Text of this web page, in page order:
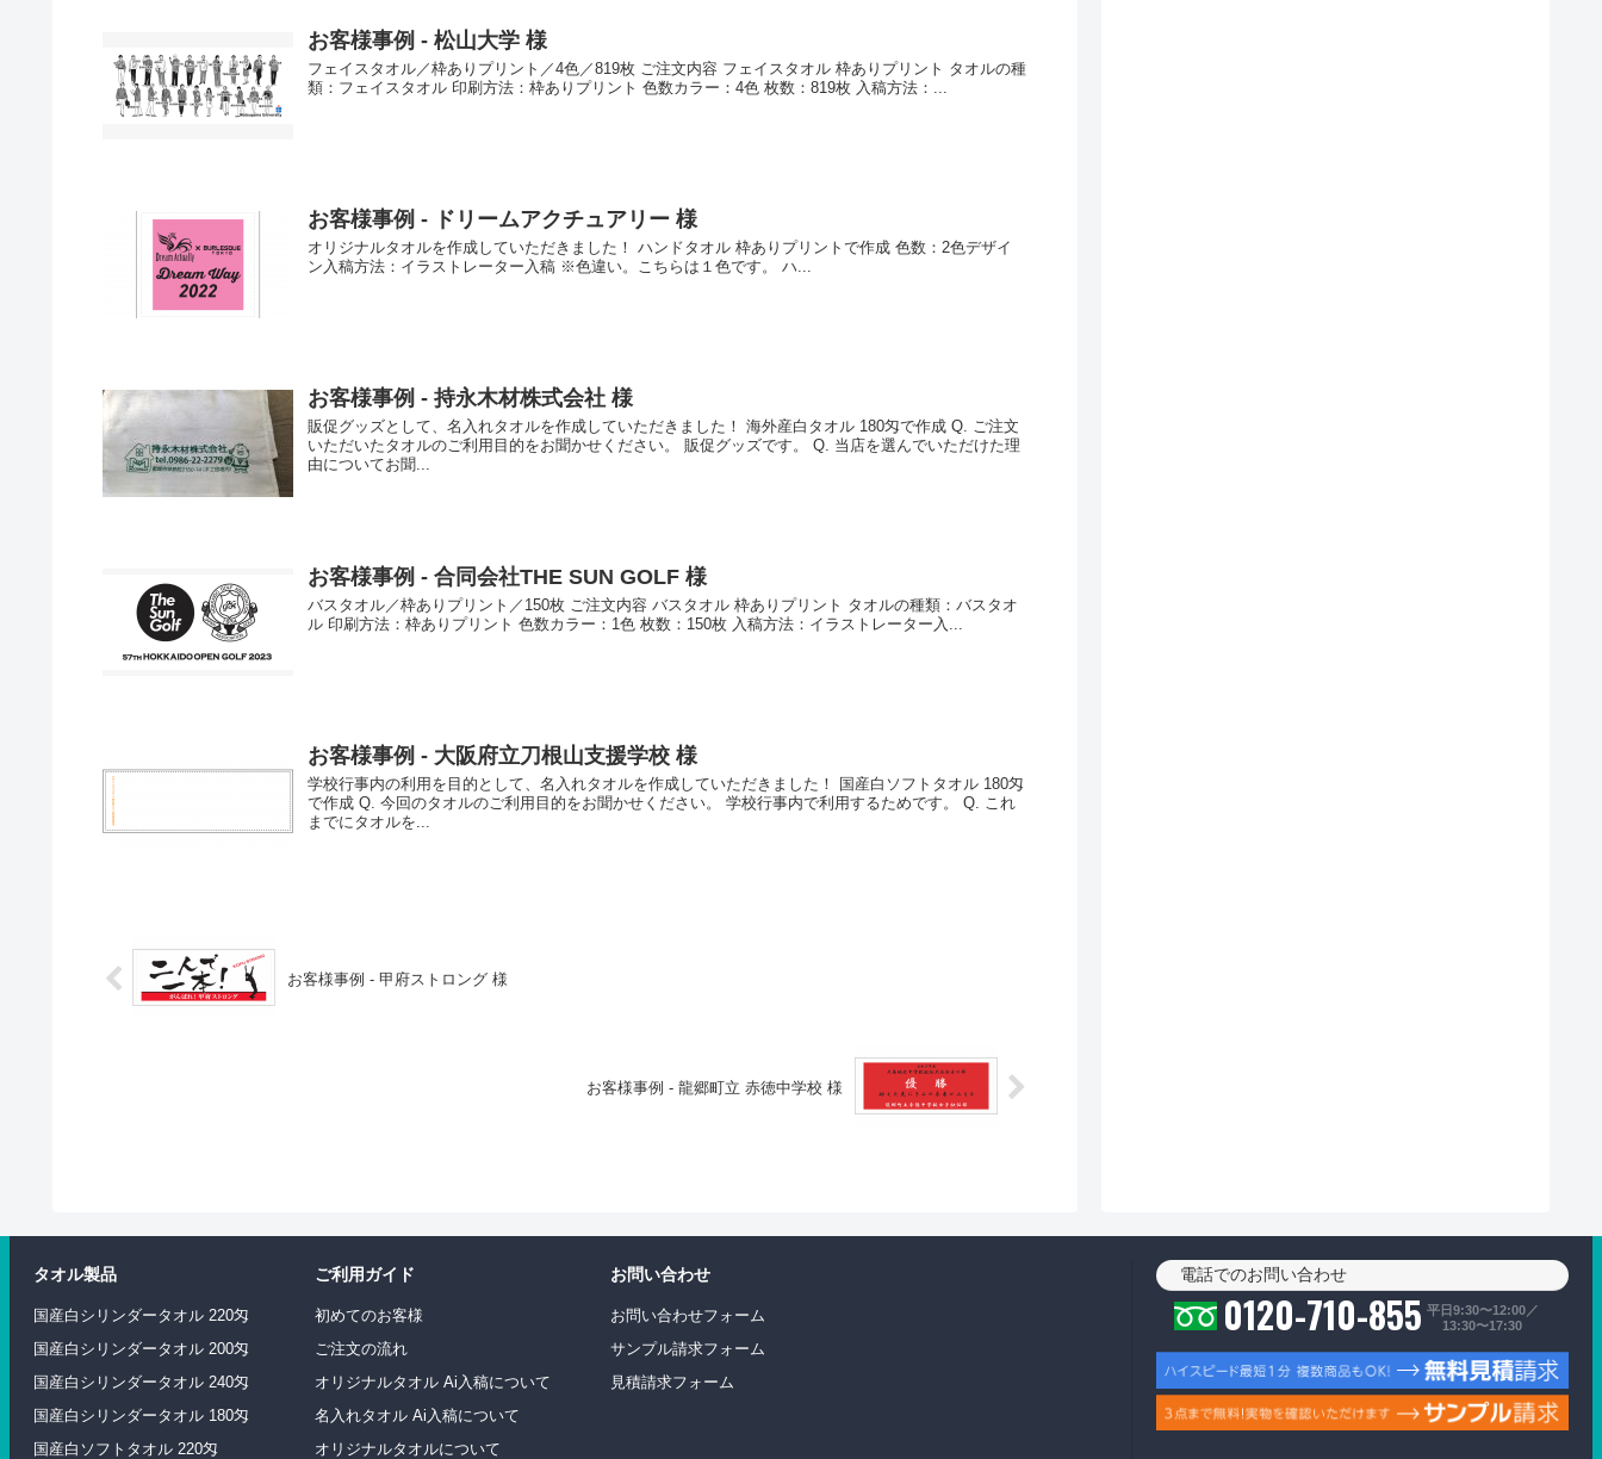
お客様事例 - 松山大学 様
フェイスタオル／枠ありプリント／4色／819枚 ご注文内容 フェイスタオル 枠ありプリント タオルの種
類：フェイスタオル 印刷方法：枠ありプリント 色数カラー：4色 枚数：819枚 入稿方法：...
お客様事例 - ドリームアクチュアリー 様
オリジナルタオルを作成していただきました！ ハンドタオル 枠ありプリントで作成 色数：2色デザイ
ン入稿方法：イラストレーター入稿 ※色違い。こちらは１色です。 ハ...
お客様事例 - 持永木材株式会社 様
販促グッズとして、名入れタオルを作成していただきました！ 海外産白タオル 180匁で作成 Q. ご注文
いただいたタオルのご利用目的をお聞かせください。 販促グッズです。 Q. 当店を選んでいただけた理
由についてお聞...
お客様事例 - 合同会社THE SUN GOLF 様
バスタオル／枠ありプリント／150枚 ご注文内容 バスタオル 枠ありプリント タオルの種類：バスタオ
ル 印刷方法：枠ありプリント 色数カラー：1色 枚数：150枚 入稿方法：イラストレーター入...
お客様事例 - 大阪府立刀根山支援学校 様
学校行事内の利用を目的として、名入れタオルを作成していただきました！ 国産白ソフトタオル 180匁
で作成 Q. 今回のタオルのご利用目的をお聞かせください。 学校行事内で利用するためです。 Q. これ
までにタオルを...
お客様事例 - 甲府ストロング 様
お客様事例 - 龍郷町立 赤徳中学校 様
タオル製品
国産白シリンダータオル 220匁
国産白シリンダータオル 200匁
国産白シリンダータオル 240匁
国産白シリンダータオル 180匁
国産白ソフトタオル 220匁
ご利用ガイド
初めてのお客様
ご注文の流れ
オリジナルタオル Ai入稿について
名入れタオル Ai入稿について
オリジナルタオルについて
お問い合わせ
お問い合わせフォーム
サンプル請求フォーム
見積請求フォーム
電話でのお問い合わせ
0120-710-855 平日9:30〜12:00／
13:30〜17:30